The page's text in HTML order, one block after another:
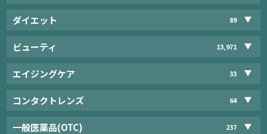
ダイエット 89
ビューティ 13,971
エイジングケア 33
コンタクトレンズ 64
一般医薬品(OTC) 237